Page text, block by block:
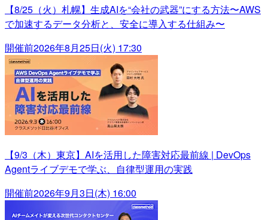
【8/25（火）札幌】生成AIを“会社の武器”にする方法〜AWS
で加速するデータ分析と、安全に導入する仕組み〜
開催前2026年8月25日(火) 17:30
【9/3（木）東京】AIを活用した障害対応最前線 | DevOps
Agentライブデモで学ぶ、自律型運用の実践
開催前2026年9月3日(木) 16:00